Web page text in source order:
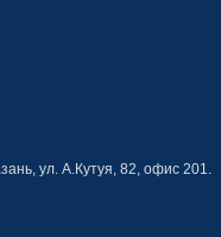
ул. А.Кутуя, 82, офис 201.